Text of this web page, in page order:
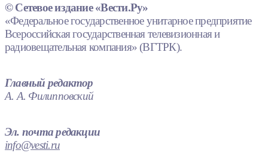
© Сетевое издание «Вести.Ру»
«Федеральное государственное унитарное предприятие
Всероссийская государственная телевизионная и
радиовещательная компания» (ВГТРК).
Главный редактор
А. А. Филипповский
Эл. почта редакции
info@vesti.ru